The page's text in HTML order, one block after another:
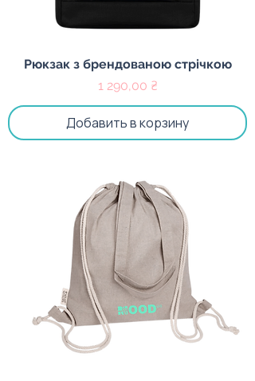
Рюкзак з брендованою стрічкою
Цена
1 290,00 ₴
Добавить в корзину